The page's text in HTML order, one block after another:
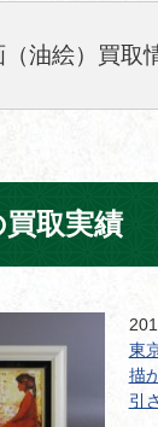
（油絵）買取
取実績
東
描
引